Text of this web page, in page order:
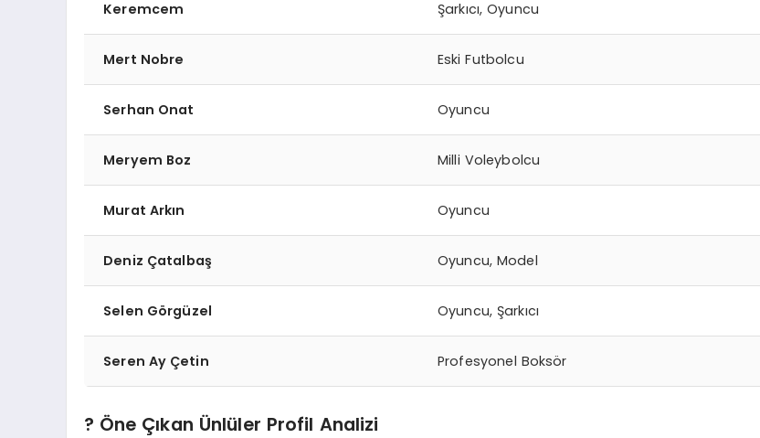
Keremcem Şarkıcı, Oyuncu
Mert Nobre Eski Futbolcu
Serhan Onat Oyuncu
Meryem Boz Milli Voleybolcu
Murat Arkın Oyuncu
Deniz Çatalbaş Oyuncu, Model
Selen Görgüzel Oyuncu, Şarkıcı
Seren Ay Çetin Profesyonel Boksör
? Öne Çıkan Ünlüler Profil Analizi